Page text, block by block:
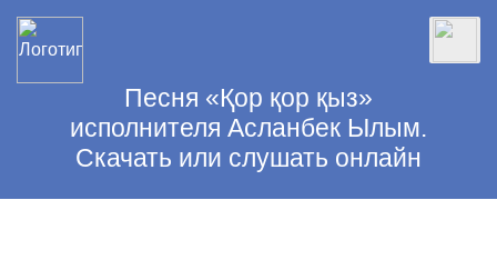
Песня «Қор қор қыз»
исполнителя Асланбек Ылым.
Скачать или слушать онлайн